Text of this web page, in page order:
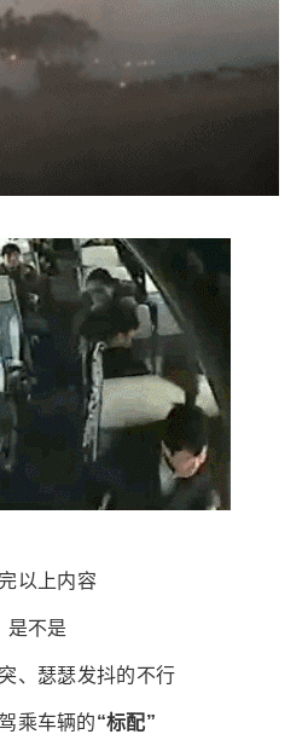
以上内容
是不是
、瑟瑟发抖的不行
乘车辆的“标配”